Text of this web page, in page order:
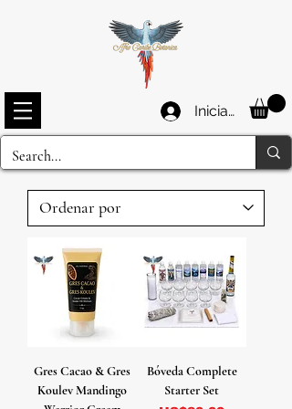
Iniciar sesión
Gres Cacao & Gres
Koulev Mandingo
Bóveda Complete
Starter Set